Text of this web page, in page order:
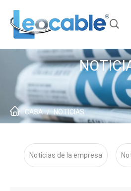
Inicio
Solución
Productos
ODM/OEM
Acerca de
Contacto
CASA / NOTICIAS
Noticias de la empresa